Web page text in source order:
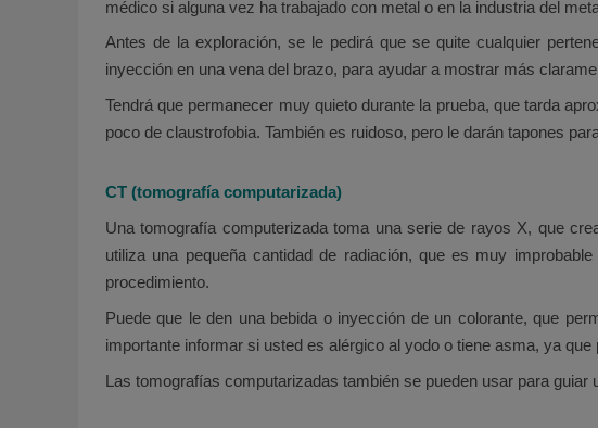
médico si alguna vez ha trabajado con metal o en la industria del
Antes de la exploración, se le pedirá que se quite cualquier
inyección en una vena del brazo, para ayudar a mostrar más
Tendrá que permanecer muy quieto durante la prueba, que tarda
poco de claustrofobia. También es ruidoso, pero le darán tapones
CT (tomografía computarizada)
Una tomografía computerizada toma una serie de rayos X, que
utiliza una pequeña cantidad de radiación, que es muy
procedimiento.
Puede que le den una bebida o inyección de un colorante, que
importante informar si usted es alérgico al yodo o tiene asma, ya
Las tomografías computarizadas también se pueden usar para